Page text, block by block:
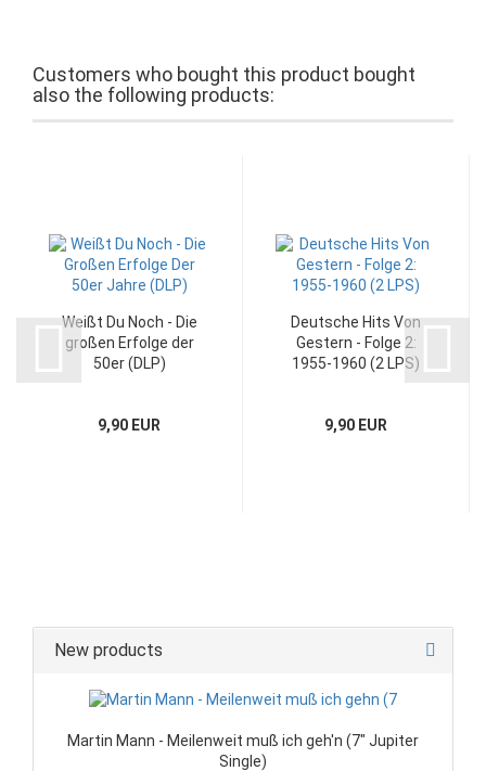
Customers who bought this product bought
also the following products:
Weißt Du Noch - Die
großen Erfolge der
50er (DLP)
9,90 EUR
Deutsche Hits Von
Gestern - Folge 2:
1955-1960 (2 LPS)
9,90 EUR
New products
Martin Mann - Meilenweit muß ich geh'n (7" Jupiter
Single)